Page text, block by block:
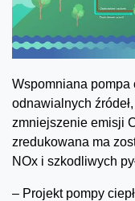
Wspomniana pompa
odnawialnych
zmniejszenie emisji
zredukowana ma
NOx i szkodliwych
– Projekt pompy